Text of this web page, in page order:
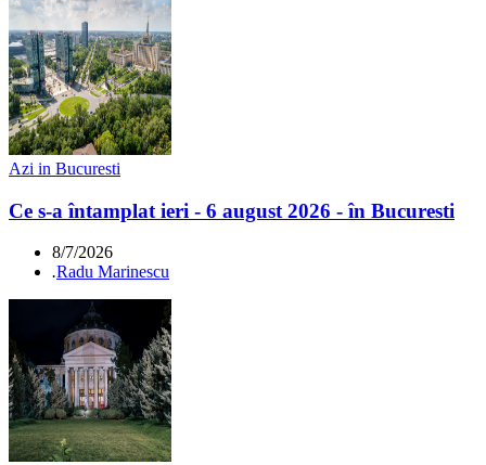
Azi in Bucuresti
Ce s-a întamplat ieri - 6 august 2026 - în Bucuresti
8/7/2026
.Radu Marinescu